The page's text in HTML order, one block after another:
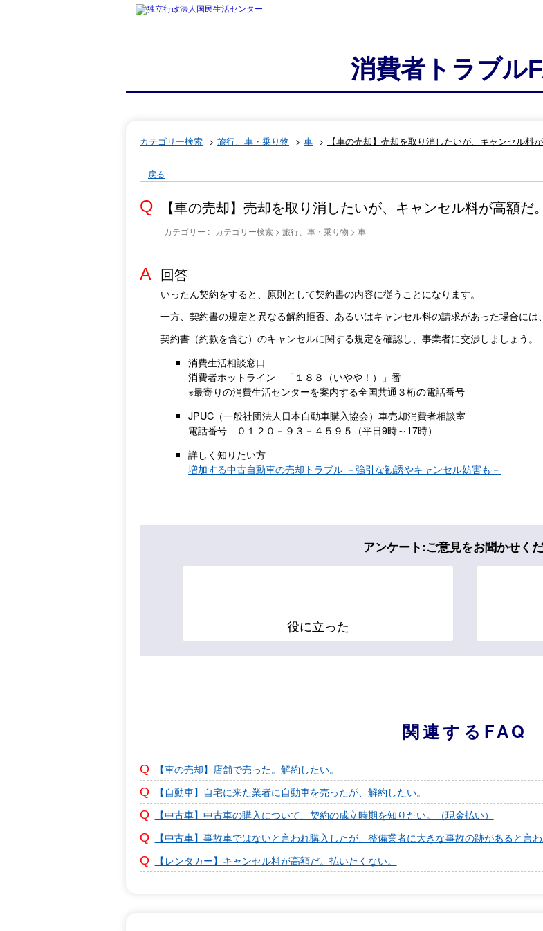
消費者トラブル
カテゴリー検索 > 旅行、車・乗り物 > 車 > 【車の売却】売却を取り消したいが、キャンセル料
戻る
【車の売却】売却を取り消したいが、キャンセル料が高額だ
カテゴリー : カテゴリー検索 >旅行、車・乗り物 >車
回答
いったん契約をすると、原則として契約書の内容に従うことになります。
一方、契約書の規定と異なる解約拒否、あるいはキャンセル料の請求があった場合には
契約書（約款を含む）のキャンセルに関する規定を確認し、事業者に交渉しましょう。
消費生活相談窓口
消費者ホットライン 「１８８（いやや！）」番
※最寄りの消費生活センターを案内する全国共通３桁の電話番号
JPUC（一般社団法人日本自動車購入協会）車売却消費者相談室
電話番号 ０１２０－９３－４５９５（平日9時～17時）
詳しく知りたい方
増加する中古自動車の売却トラブル －強引な勧誘やキャンセル妨害も－
アンケート:ご意見をお聞かせく
役に立った
関連するFAQ
【車の売却】店舗で売った。解約したい。
【自動車】自宅に来た業者に自動車を売ったが、解約したい。
【中古車】中古車の購入について、契約の成立時期を知りたい。（現金払い）
【中古車】事故車ではないと言われ購入したが、整備業者に大きな事故の跡があると言わ
【レンタカー】キャンセル料が高額だ。払いたくない。